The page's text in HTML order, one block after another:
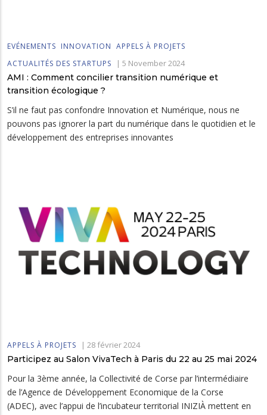
EVÉNEMENTS INNOVATION APPELS À PROJETS
ACTUALITÉS DES STARTUPS
| 5 November 2024
AMI : Comment concilier transition numérique et
transition écologique ?
S’il ne faut pas confondre Innovation et Numérique, nous ne
pouvons pas ignorer la part du numérique dans le quotidien et le
développement des entreprises innovantes
APPELS À PROJETS | 28 février 2024
Participez au Salon VivaTech à Paris du 22 au 25 mai 2024
Pour la 3ème année, la Collectivité de Corse par l’intermédiaire
de l’Agence de Développement Economique de la Corse
(ADEC), avec l’appui de l’incubateur territorial INIZIÀ mettent en